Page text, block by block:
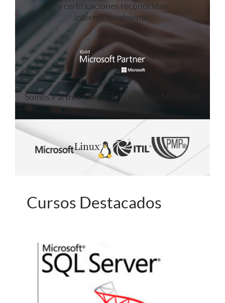
y certificaciones reconocidas
internacionalmente.
Somos Partner Oficial de Educación Microsoft.
Cursos Destacados